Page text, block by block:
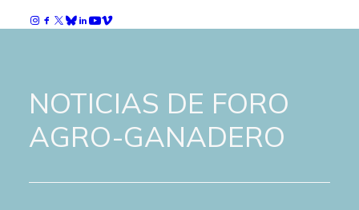
NOTICIAS DE FORO
AGRO-GANADERO